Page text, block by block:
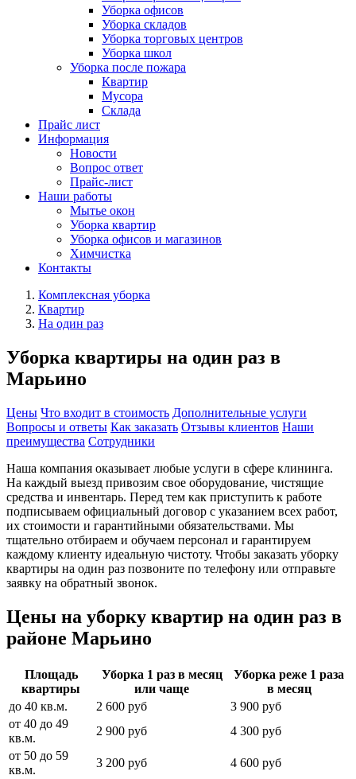
Уборка офисов
Уборка складов
Уборка торговых центров
Уборка школ
Уборка после пожара
Квартир
Мусора
Склада
Прайс лист
Информация
Новости
Вопрос ответ
Прайс-лист
Наши работы
Мытье окон
Уборка квартир
Уборка офисов и магазинов
Химчистка
Контакты
Комплексная уборка
Квартир
На один раз
Уборка квартиры на один раз в
Марьино
Цены Что входит в стоимость Дополнительные услуги
Вопросы и ответы Как заказать Отзывы клиентов Наши
преимущества Сотрудники
Наша компания оказывает любые услуги в сфере клининга.
На каждый выезд привозим свое оборудование, чистящие
средства и инвентарь. Перед тем как приступить к работе
подписываем официальный договор с указанием всех работ,
их стоимости и гарантийными обязательствами. Мы
тщательно отбираем и обучаем персонал и гарантируем
каждому клиенту идеальную чистоту. Чтобы заказать уборку
квартиры на один раз позвоните по телефону или отправьте
заявку на обратный звонок.
Цены на уборку квартир на один раз в
районе Марьино
Площадь
квартиры
Уборка 1 раз в месяц
или чаще
Уборка реже 1 раза
в месяц
до 40 кв.м.
2 600 руб
3 900 руб
от 40 до 49
кв.м.
2 900 руб
4 300 руб
от 50 до 59
кв.м.
3 200 руб
4 600 руб